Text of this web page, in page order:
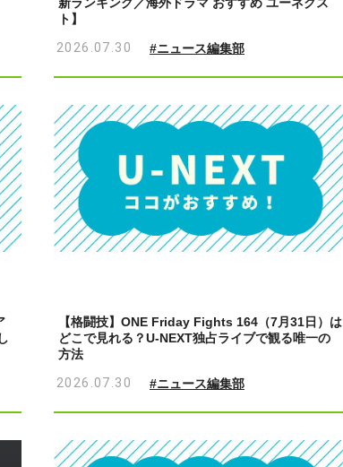
新ランキング／海外ドラマ おすすめ ユーネクス
ト】
2026.07.30
#ニュース編集部
【格闘技】ONE Friday Fights 164（7月31日）は
どこで見れる？U-NEXT独占ライブで観る唯一の
方法
2026.07.30
#ニュース編集部